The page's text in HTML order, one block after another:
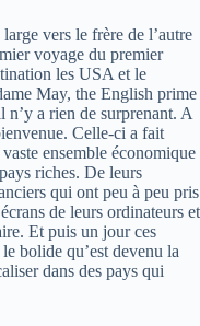
vers le frère de l’autre
voyage du premier
les USA et le
May, the English prime
a rien de surprenant. A
Celle-ci a fait
ensemble économique
riches. De leurs
qui ont peu à peu pris
de leurs ordinateurs et
Et puis un jour ces
bolide qu’est devenu la
dans des pays qui